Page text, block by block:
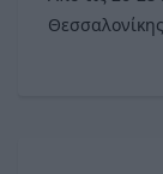
Θεσσαλονίκης